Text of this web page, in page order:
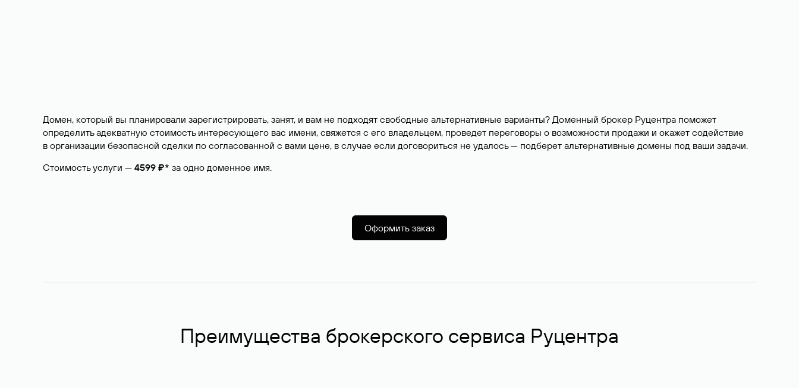
Домен, который вы планировали зарегистрировать, занят, и вам не подходят свободные альтернативные варианты? Доменный брокер Руцентра поможет
определить адекватную стоимость интересующего вас имени, свяжется с его владельцем, проведет переговоры о возможности продажи и окажет содействие
в организации безопасной сделки по согласованной с вами цене, в случае если договориться не удалось — подберет альтернативные домены под ваши задачи.
Стоимость услуги — 4599 ₽* за одно доменное имя.
Оформить заказ
Преимущества брокерского сервиса Руцентра